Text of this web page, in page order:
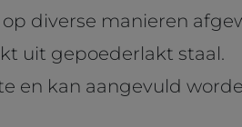
diverse manieren
uit gepoederlakt staal.
en kan aangevuld